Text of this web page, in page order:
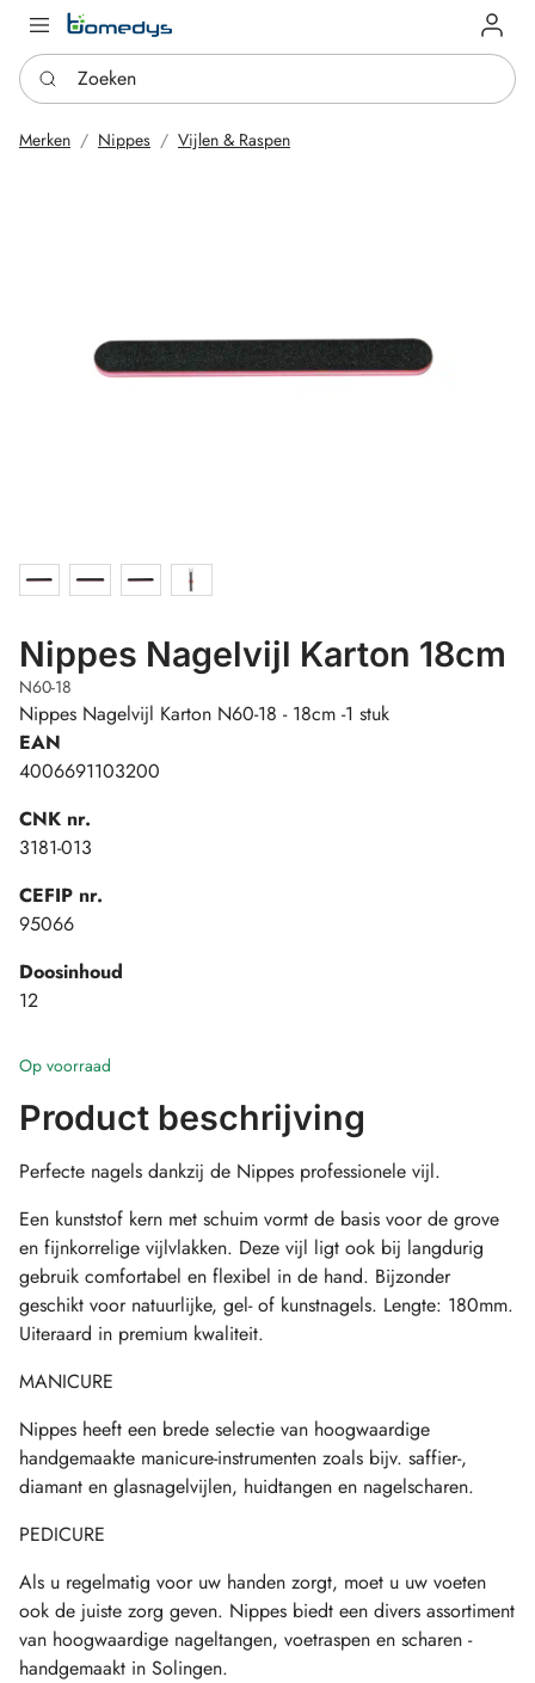
Log in
Zoeken
Merken Nippes Vijlen & Raspen
Nippes Nagelvijl Karton 18cm
N60-18
Nippes Nagelvijl Karton N60-18 - 18cm -1 stuk
EAN
4006691103200
CNK nr.
3181-013
CEFIP nr.
95066
Doosinhoud
12
Op voorraad
Product beschrijving
Perfecte nagels dankzij de Nippes professionele vijl.
Een kunststof kern met schuim vormt de basis voor de grove
en fijnkorrelige vijlvlakken. Deze vijl ligt ook bij langdurig
gebruik comfortabel en flexibel in de hand. Bijzonder
geschikt voor natuurlijke, gel- of kunstnagels. Lengte: 180mm.
Uiteraard in premium kwaliteit.
MANICURE
Nippes heeft een brede selectie van hoogwaardige
handgemaakte manicure-instrumenten zoals bijv. saffier-,
diamant en glasnagelvijlen, huidtangen en nagelscharen.
PEDICURE
Als u regelmatig voor uw handen zorgt, moet u uw voeten
ook de juiste zorg geven. Nippes biedt een divers assortiment
van hoogwaardige nageltangen, voetraspen en scharen -
handgemaakt in Solingen.